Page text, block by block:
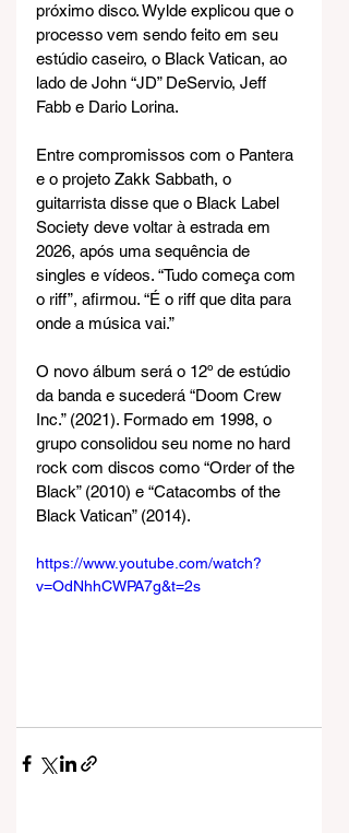
próximo disco. Wylde explicou que o
processo vem sendo feito em seu
estúdio caseiro, o Black Vatican, ao
lado de John “JD” DeServio, Jeff
Fabb e Dario Lorina.
Entre compromissos com o Pantera
e o projeto Zakk Sabbath, o
guitarrista disse que o Black Label
Society deve voltar à estrada em
2026, após uma sequência de
singles e vídeos. “Tudo começa com
o riff”, afirmou. “É o riff que dita para
onde a música vai.”
O novo álbum será o 12º de estúdio
da banda e sucederá “Doom Crew
Inc.” (2021). Formado em 1998, o
grupo consolidou seu nome no hard
rock com discos como “Order of the
Black” (2010) e “Catacombs of the
Black Vatican” (2014).
https://www.youtube.com/watch?
v=OdNhhCWPA7g&t=2s